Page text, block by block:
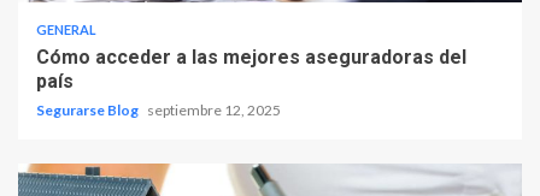
GENERAL
Cómo acceder a las mejores aseguradoras del
país
Segurarse Blog septiembre 12, 2025